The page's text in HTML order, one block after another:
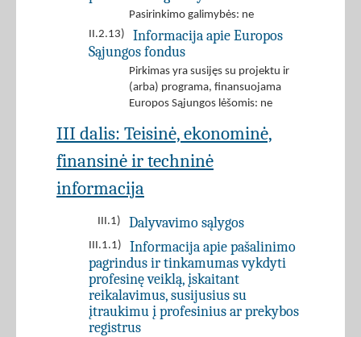
Pasirinkimo galimybės: ne
II.2.13)
Informacija apie Europos
Sąjungos fondus
Pirkimas yra susijęs su projektu ir
(arba) programa, finansuojama
Europos Sąjungos lėšomis: ne
III dalis: Teisinė, ekonominė,
finansinė ir techninė
informacija
III.1) Dalyvavimo sąlygos
III.1.1)
Informacija apie pašalinimo
pagrindus ir tinkamumas vykdyti
profesinę veiklą, įskaitant
reikalavimus, susijusius su
įtraukimu į profesinius ar prekybos
registrus